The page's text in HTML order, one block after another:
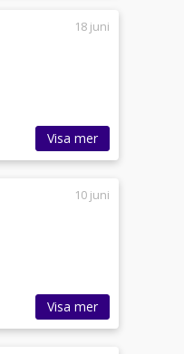
18 juni
Visa mer
10 juni
Visa mer